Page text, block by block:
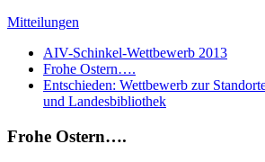
Mitteilungen
AIV-Schinkel-Wettbewerb 2013
Frohe Ostern….
Entschieden: Wettbewerb zur
und Landesbibliothek
Frohe Ostern….